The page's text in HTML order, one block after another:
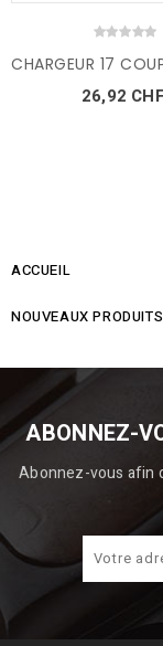
26,92 CHF
ACCUEIL
NOUVEAUX PRODUITS
ABONNEZ-
Abonnez-vous afin